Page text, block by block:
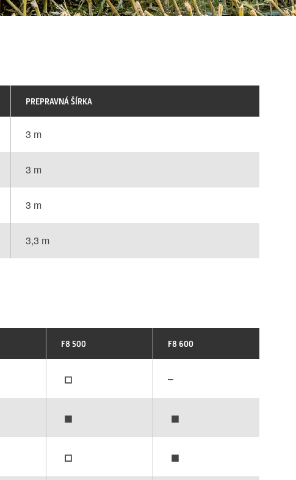
PREPRAVNÁ ŠÍRKA
3 m
3 m
3 m
3,3 m
F8 500 F8 600
▫ –
▪ ▪
▫ ▪